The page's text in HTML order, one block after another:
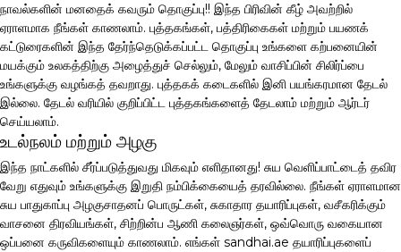
நாவல்களின் மனதைக் கவரும் தொகுப்பு!! இந்த பிரிவின் கீழ் அவற்றில்
ஏராளமாக நீங்கள் காணலாம். புத்தகங்கள், பத்திரிகைகள் மற்றும் பயணக்
கட்டுரைகளின் இந்த தேர்ந்தெடுக்கப்பட்ட தொகுப்பு உங்களை கற்பனையின்
மயக்கும் உலகத்திற்கு அழைத்துச் செல்லும், மேலும் வாசிப்பின் சிலிர்ப்பை
உங்களுக்கு வழங்கத் தவறாது. புத்தகக் கடைகளில் இனி பயங்கரமான தேடல்
இல்லை. தேடல் வரியில் குறிப்பிட்ட புத்தகங்களைத் தேடலாம் மற்றும் ஆர்டர்
செய்யலாம்.
உடல்நலம் மற்றும் அழகு
இந்த நாட்களில் சீர்ப்படுத்துவது மிகவும் எளிதானது! சுய வெளிப்பாட்டைத் தவிர
வேறு எதுவும் உங்களுக்கு இறுதி நம்பிக்கையைத் தரவில்லை. நீங்கள் ஏராளமான
சுய பாதுகாப்பு அழகுசாதனப் பொருட்கள், சுகாதார தயாரிப்புகள், வசீகரிக்கும்
வாசனை திரவியங்கள், சிற்றின்ப ஆணி கலைஞர்கள், ஒவ்வொரு வகையான
ஒப்பனை கருவிகளையும் காணலாம். எங்கள் sandhai.ae தயாரிப்புகளைப்